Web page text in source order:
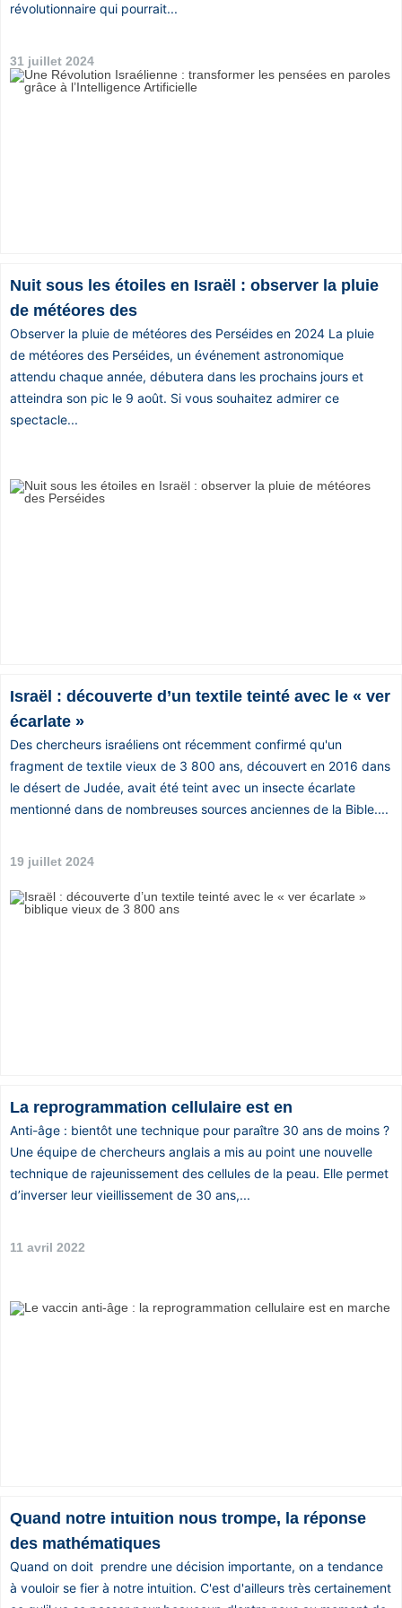
Les
révolutionnaire qui pourrait...
31 juillet 2024
Nuit sous les étoiles en Israël : observer la pluie
de météores des
Observer la pluie de météores des Perséides en 2024 La pluie
de météores des Perséides, un événement astronomique
attendu chaque année, débutera dans les prochains jours et
atteindra son pic le 9 août. Si vous souhaitez admirer ce
spectacle...
Israël : découverte d’un textile teinté avec le « ver
écarlate »
Des chercheurs israéliens ont récemment confirmé qu'un
fragment de textile vieux de 3 800 ans, découvert en 2016 dans
le désert de Judée, avait été teint avec un insecte écarlate
mentionné dans de nombreuses sources anciennes de la Bible....
19 juillet 2024
La reprogrammation cellulaire est en
Anti-âge : bientôt une technique pour paraître 30 ans de moins ?
Une équipe de chercheurs anglais a mis au point une nouvelle
technique de rajeunissement des cellules de la peau. Elle permet
d’inverser leur vieillissement de 30 ans,...
11 avril 2022
Quand notre intuition nous trompe, la réponse
des mathématiques
Quand on doit prendre une décision importante, on a tendance
à vouloir se fier à notre intuition. C'est d'ailleurs très certainement